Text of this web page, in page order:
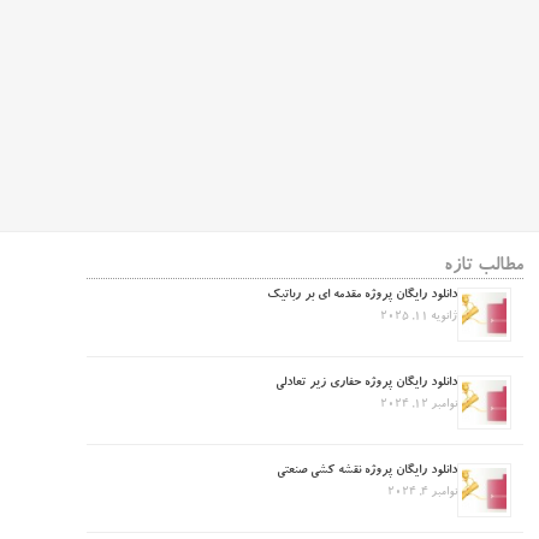
مطالب تازه
دانلود رایگان پروژه مقدمه ای بر رباتیک
ژانویه 11, 2025
دانلود رایگان پروژه حفاری زیر تعادلی
نوامبر 12, 2024
دانلود رایگان پروژه نقشه کشی صنعتی
نوامبر 4, 2024